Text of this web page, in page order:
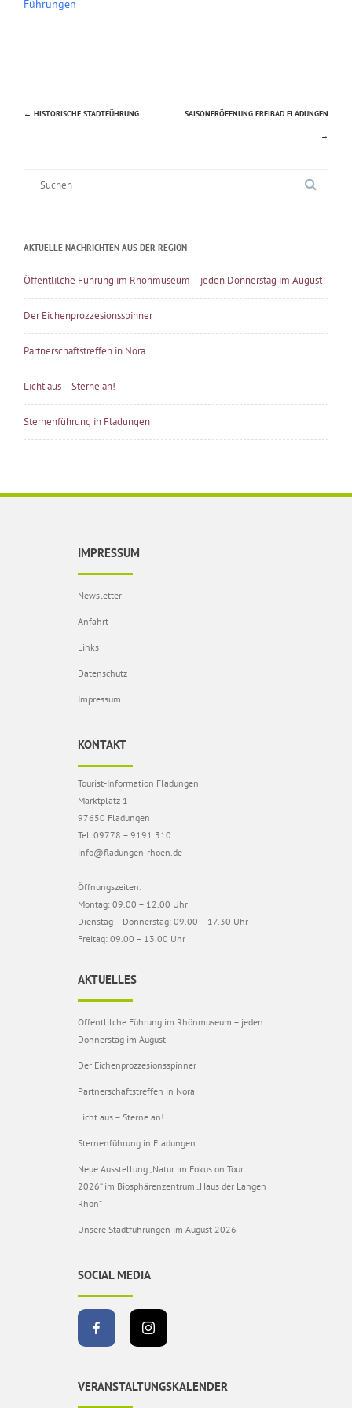
Führungen
Beitragsnavigation
← HISTORISCHE STADTFÜHRUNG SAISONERÖFFNUNG FREIBAD FLADUNGEN
→
AKTUELLE NACHRICHTEN AUS DER REGION
Öffentlilche Führung im Rhönmuseum – jeden Donnerstag im August
Der Eichenprozzesionsspinner
Partnerschaftstreffen in Nora
Licht aus – Sterne an!
Sternenführung in Fladungen
IMPRESSUM
Newsletter
Anfahrt
Links
Datenschutz
Impressum
KONTAKT
Tourist-Information Fladungen
Marktplatz 1
97650 Fladungen
Tel. 09778 – 9191 310
info@fladungen-rhoen.de
Öffnungszeiten:
Montag: 09.00 – 12.00 Uhr
Dienstag – Donnerstag: 09.00 – 17.30 Uhr
Freitag: 09.00 – 13.00 Uhr
AKTUELLES
Öffentlilche Führung im Rhönmuseum – jeden
Donnerstag im August
Der Eichenprozzesionsspinner
Partnerschaftstreffen in Nora
Licht aus – Sterne an!
Sternenführung in Fladungen
Neue Ausstellung „Natur im Fokus on Tour
2026“ im Biosphärenzentrum „Haus der Langen
Rhön“
Unsere Stadtführungen im August 2026
SOCIAL MEDIA
VERANSTALTUNGSKALENDER